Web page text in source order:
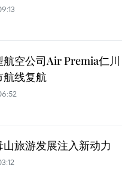
航空公司Air Premia仁川
线复航
旅游发展注入新动力